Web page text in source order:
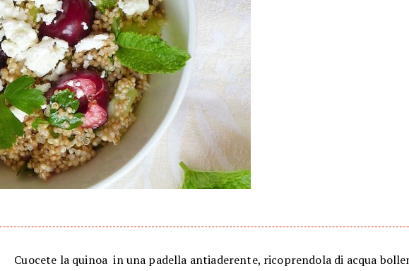
Cuocete la quinoa in una padella antiaderente, ricoprendola di acqua